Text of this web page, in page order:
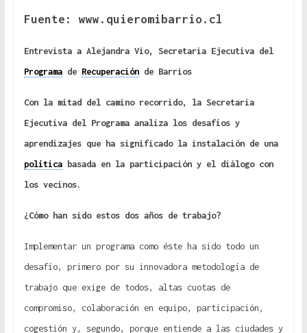
Fuente: www.quieromibarrio.cl
Entrevista a Alejandra Vio, Secretaria Ejecutiva del
Programade Recuperaciónde Barrios
Con la mitad del camino recorrido, la Secretaria
Ejecutiva del Programa analiza los desafíos y
aprendizajes que hasignificado la instalación de una
políticabasada enla participación y el diálogo con
los vecinos.
¿Cómo han sido estos dos años de trabajo?
Implementar un programa como éste ha sido todo un
desafío, primero por su innovadora metodología de
trabajo que exige de todos, altas cuotas de
compromiso, colaboración en equipo, participación,
cogestión y, segundo, porque entiende a las ciudades y